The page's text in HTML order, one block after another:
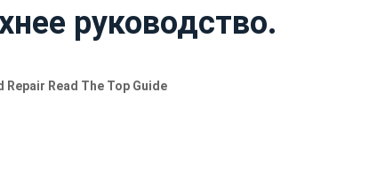
руководство.
Read The Top Guide